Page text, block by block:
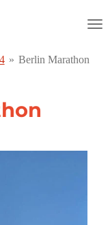
» Berlin Marathon